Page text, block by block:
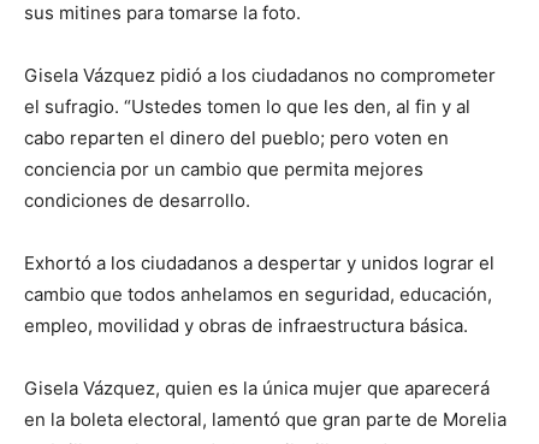
sus mitines para tomarse la foto.
Gisela Vázquez pidió a los ciudadanos no comprometer
el sufragio. “Ustedes tomen lo que les den, al fin y al
cabo reparten el dinero del pueblo; pero voten en
conciencia por un cambio que permita mejores
condiciones de desarrollo.
Exhortó a los ciudadanos a despertar y unidos lograr el
cambio que todos anhelamos en seguridad, educación,
empleo, movilidad y obras de infraestructura básica.
Gisela Vázquez, quien es la única mujer que aparecerá
en la boleta electoral, lamentó que gran parte de Morelia